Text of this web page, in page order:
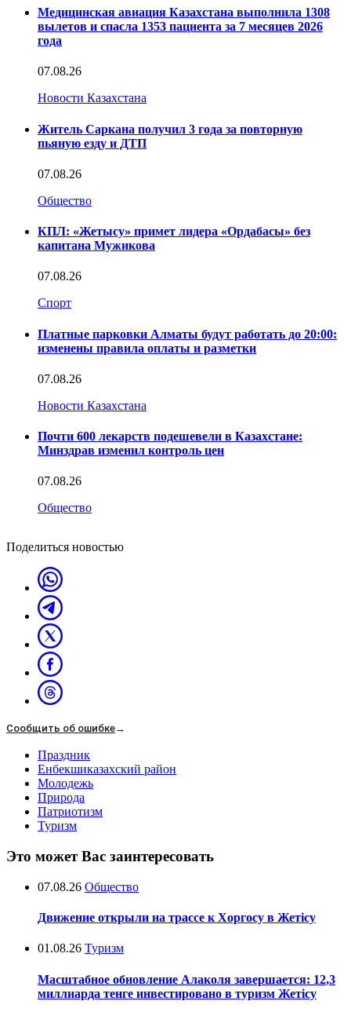
Медицинская авиация Казахстана выполнила 1308
вылетов и спасла 1353 пациента за 7 месяцев 2026
года
07.08.26
Новости Казахстана
Житель Саркана получил 3 года за повторную
пьяную езду и ДТП
07.08.26
Общество
КПЛ: «Жетысу» примет лидера «Ордабасы» без
капитана Мужикова
07.08.26
Спорт
Платные парковки Алматы будут работать до 20:00:
изменены правила оплаты и разметки
07.08.26
Новости Казахстана
Почти 600 лекарств подешевели в Казахстане:
Минздрав изменил контроль цен
07.08.26
Общество
Поделиться новостью
Сообщить об ошибке→
Праздник
Енбекшиказахский район
Молодежь
Природа
Патриотизм
Туризм
Это может Вас заинтересовать
07.08.26 Общество
Движение открыли на трассе к Хоргосу в Жетісу
01.08.26 Туризм
Масштабное обновление Алаколя завершается: 12,3
миллиарда тенге инвестировано в туризм Жетісу